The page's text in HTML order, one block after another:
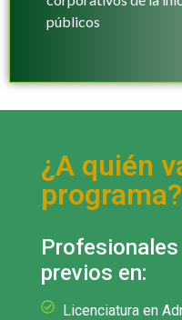
públicos
¿A quién
programa?
previos en:
Licenciatura en